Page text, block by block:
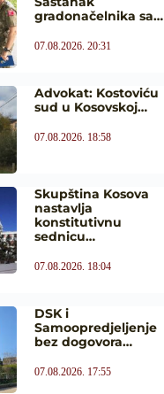
gradonačelnika sa…
07.08.2026. 20:31
Advokat: Kostoviću
sud u Kosovskoj…
07.08.2026. 18:58
Skupština Kosova
nastavlja
konstitutivnu
sednicu…
07.08.2026. 18:04
DSK i
Samoopredjeljenje
bez dogovora…
07.08.2026. 17:55